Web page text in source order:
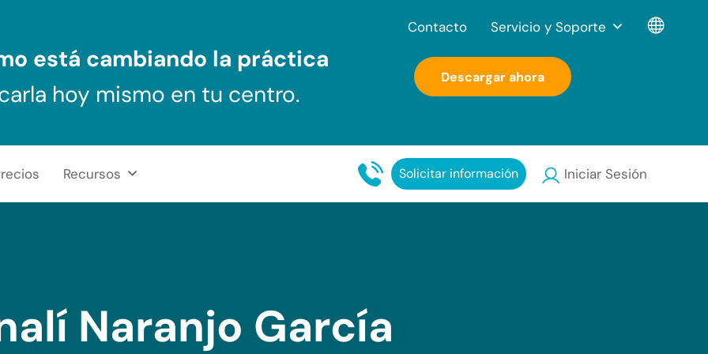
está cambiando la práctica
hoy mismo en tu centro.
Descargar ahora
Recursos Solicitar información Iniciar Sesión
Contacto Servicio y Soporte
Naranjo García